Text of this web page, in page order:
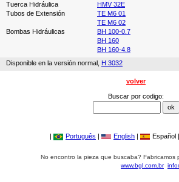
Tuerca Hidráulica
HMV 32E
Tubos de Extensión
TE M6 01
TE M6 02
Bombas Hidráulicas
BH 100-0.7
BH 160
BH 160-4.8
Disponible en la versión normal, H 3032
volver
Buscar por codigo:
| Português | English | Español |
No encontro la pieza que buscaba?
www.bgl.com.br